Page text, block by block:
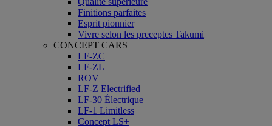
Finitions parfaites
Esprit pionnier
Vivre selon les preceptes Takumi
CONCEPT CARS
LF-ZC
LF-ZL
ROV
LF-Z Electrified
LF-30 Électrique
LF-1 Limitless
Concept LS+